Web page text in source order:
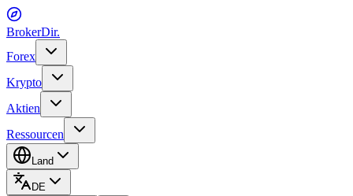
BrokerDir.
Forex
Krypto
Aktien
Ressourcen
Land
DE